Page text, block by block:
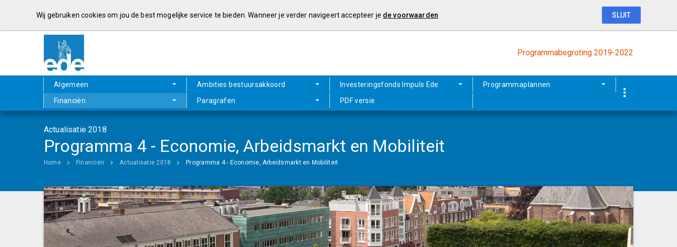
Programmabegroting 2019-2022
Algemeen Ambities bestuursakkoord Investeringsfonds Impuls Ede
Programmaplannen
Financiën
Paragrafen PDF versie
Actualisatie 2018
Programma 4 - Economie, Arbeidsmarkt en Mobiliteit
Home Financiën Actualisatie 2018 Programma 4 - Economie, Arbeidsmarkt en Mobiliteit
Wij gebruiken cookies om jou de best mogelijke service te bieden. Wanneer je verder navigeert accepteer je de voorwaarden SLUIT